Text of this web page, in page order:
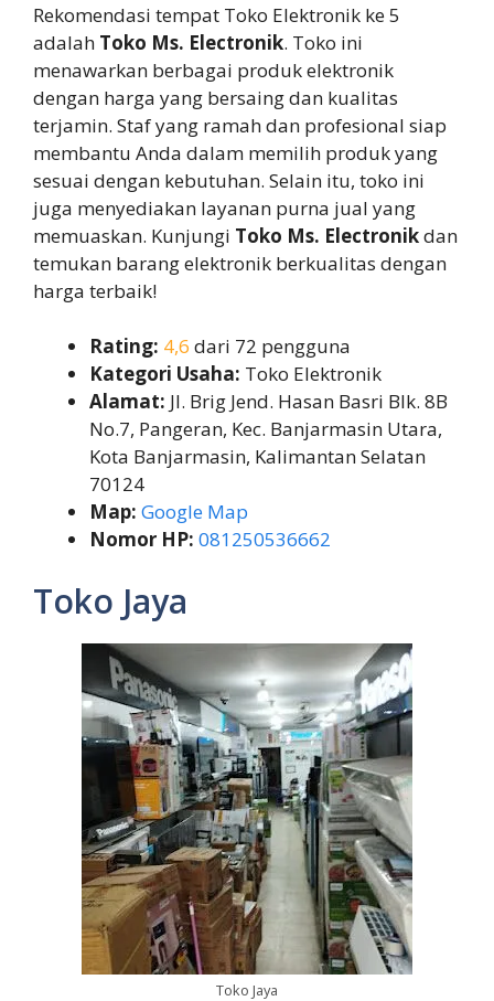
Rekomendasi tempat Toko Elektronik ke 5
adalah Toko Ms. Electronik. Toko ini
menawarkan berbagai produk elektronik
dengan harga yang bersaing dan kualitas
terjamin. Staf yang ramah dan profesional siap
membantu Anda dalam memilih produk yang
sesuai dengan kebutuhan. Selain itu, toko ini
juga menyediakan layanan purna jual yang
memuaskan. Kunjungi Toko Ms. Electronikdan
temukan barang elektronik berkualitas dengan
harga terbaik!
Rating: 4,6 dari 72 pengguna
Kategori Usaha: Toko Elektronik
Alamat: Jl. Brig Jend. Hasan Basri Blk. 8B
No.7, Pangeran, Kec. Banjarmasin Utara,
Kota Banjarmasin, Kalimantan Selatan
70124
Map: Google Map
Nomor HP: 081250536662
Toko Jaya
Toko Jaya